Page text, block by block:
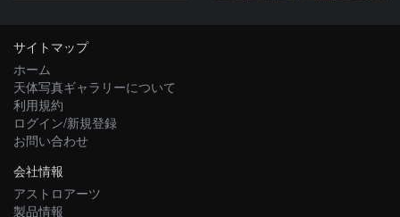
サイトマップ
ホーム
天体写真ギャラリーについて
利用規約
ログイン/新規登録
お問い合わせ
会社情報
アストロアーツ
製品情報